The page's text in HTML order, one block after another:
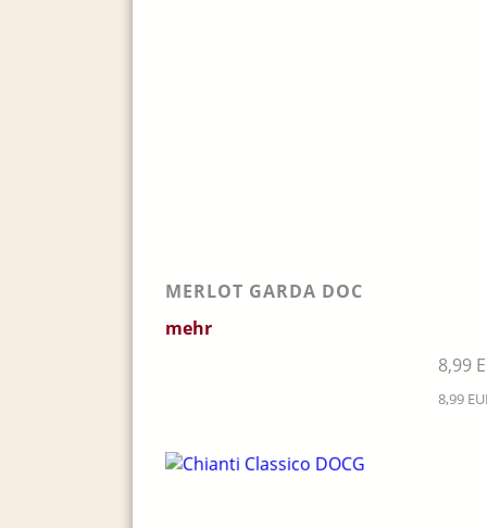
MERLOT GARDA DOC
mehr
8,99
8,99